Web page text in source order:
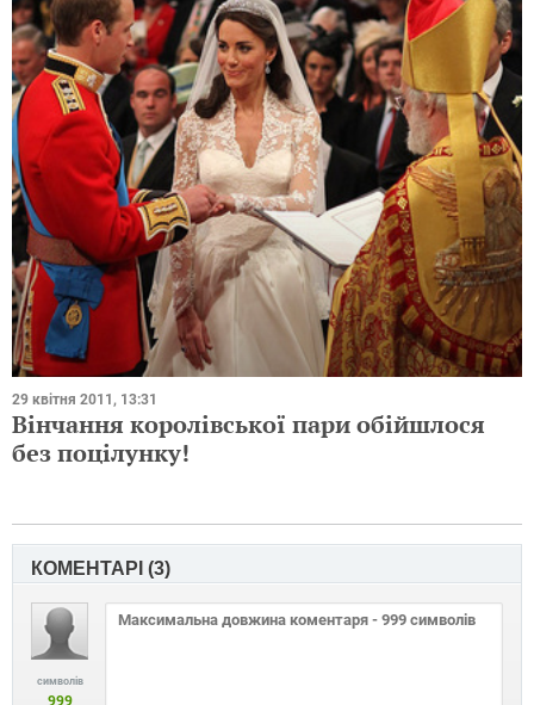
29 квітня 2011, 13:31
Вінчання королівської пари обійшлося
без поцілунку!
КОМЕНТАРІ (3)
символів
999